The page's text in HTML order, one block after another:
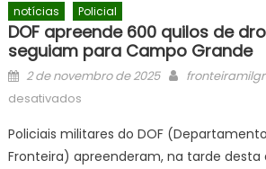
notícias Policial
DOF apreende 600 quilos de
seguiam para Campo Grande
Posted
on
2 de novembro de 2025 Author
desativadosem
apreende
600
Policiais militares do DOF
Fronteira) apreenderam, na tarde